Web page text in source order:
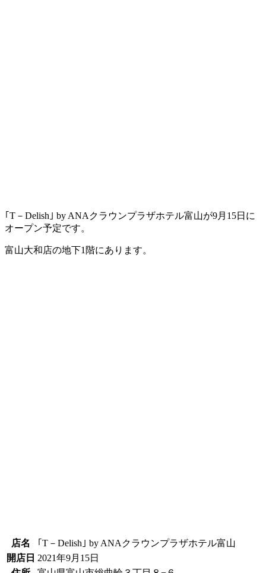
｢T－Delish｣ by ANAクラウンプラザホテル富山が9月15日に
オープン予定です。
富山大和店の地下1階にあります。
店名
｢T－Delish｣ by ANAクラウンプラザホテル富山
開店日 2021年9月15日